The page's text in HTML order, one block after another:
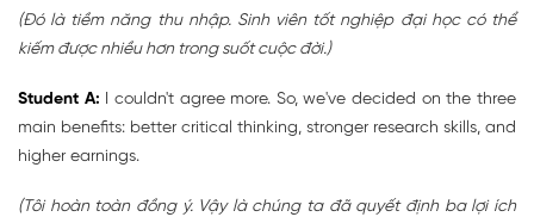
(Đó là tiềm năng thu nhập. Sinh viên tốt nghiệp đại học có thể
kiếm được nhiều hơn trong suốt cuộc đời.)
Student A: I couldn't agree more. So, we've decided on the three
main benefits: better critical thinking, stronger research skills, and
higher earnings.
(Tôi hoàn toàn đồng ý. Vậy là chúng ta đã quyết định ba lợi ích